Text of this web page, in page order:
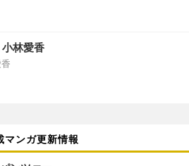
林愛香
マンガ更新情報